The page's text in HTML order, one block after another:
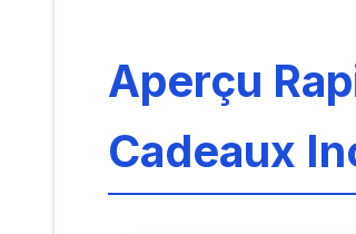
Aperçu
Cadeaux